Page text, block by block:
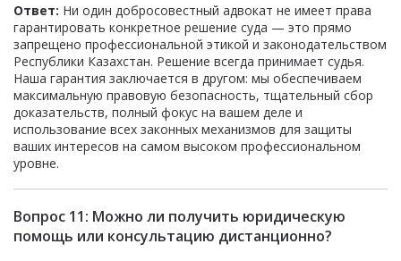
Ответ: Ни один добросовестный адвокат не имеет права
гарантировать конкретное решение суда — это прямо
запрещено профессиональной этикой и законодательством
Республики Казахстан. Решение всегда принимает судья.
Наша гарантия заключается в другом: мы обеспечиваем
максимальную правовую безопасность, тщательный сбор
доказательств, полный фокус на вашем деле и
использование всех законных механизмов для защиты
ваших интересов на самом высоком профессиональном
уровне.
Вопрос 11: Можно ли получить юридическую
помощь или консультацию дистанционно?